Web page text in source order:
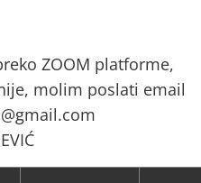
ZOOM platforme,
molim poslati email